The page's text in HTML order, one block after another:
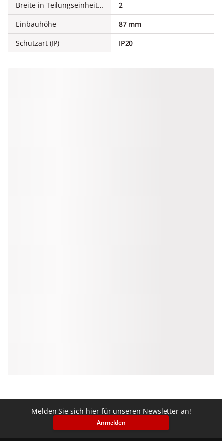
Breite in Teilungseinheiten
2
Einbauhöhe
87 mm
Schutzart (IP)
IP20
Melden Sie sich hier für unseren Newsletter an!
Anmelden